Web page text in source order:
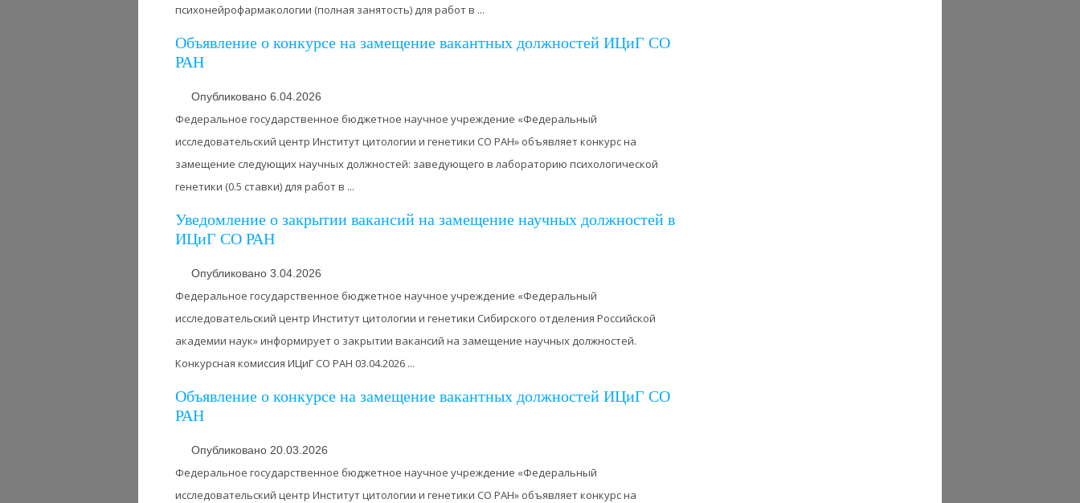
психонейрофармакологии (полная занятость) для работ в ...
Объявление о конкурсе на замещение вакантных должностей ИЦиГ СО
РАН
Опубликовано 6.04.2026
Федеральное государственное бюджетное научное учреждение «Федеральный
исследовательский центр Институт цитологии и генетики СО РАН» объявляет конкурс на
замещение следующих научных должностей: заведующего в лабораторию психологической
генетики (0.5 ставки) для работ в ...
Уведомление о закрытии вакансий на замещение научных должностей в
ИЦиГ СО РАН
Опубликовано 3.04.2026
Федеральное государственное бюджетное научное учреждение «Федеральный
исследовательский центр Институт цитологии и генетики Сибирского отделения Российской
академии наук» информирует о закрытии вакансий на замещение научных должностей.
Конкурсная комиссия ИЦиГ СО РАН 03.04.2026 ...
Объявление о конкурсе на замещение вакантных должностей ИЦиГ СО
РАН
Опубликовано 20.03.2026
Федеральное государственное бюджетное научное учреждение «Федеральный
исследовательский центр Институт цитологии и генетики СО РАН» объявляет конкурс на